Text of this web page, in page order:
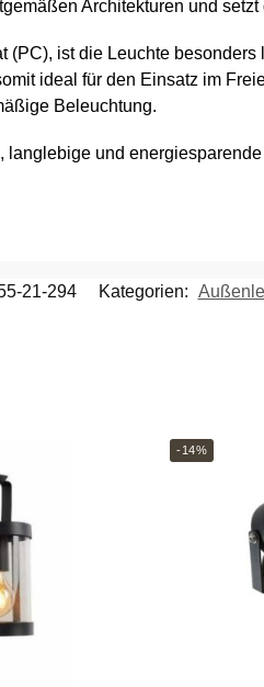
Architekturen und
ist die Leuchte
ideal für den Einsatz im
Beleuchtung.
und
21-294 Kategorien:
-14%